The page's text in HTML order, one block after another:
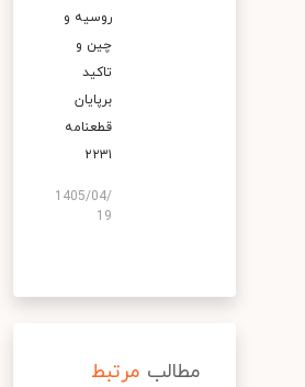
روسیه و
چین و
تاکید
برپایان
قطعنامه
۲۲۳۱
1405/04/
19
مطالب مرتبط